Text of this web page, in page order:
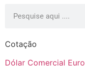
Cotação
Dólar Comercial